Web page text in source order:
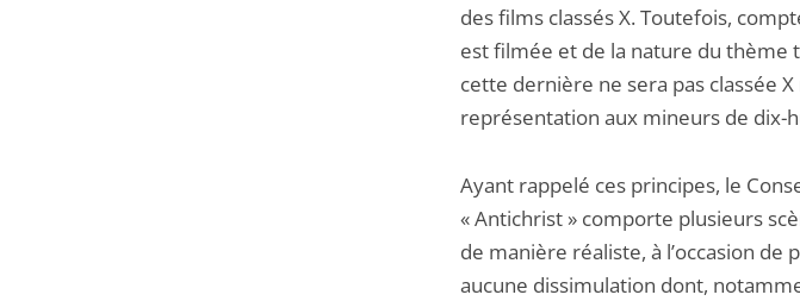
des films classés X. Toutefois,
est filmée et de la nature du
cette dernière ne sera pas classée
représentation aux mineurs de dix-
Ayant rappelé ces principes, le
« Antichrist » comporte plusieurs
de manière réaliste, à l’occasion
aucune dissimulation dont,